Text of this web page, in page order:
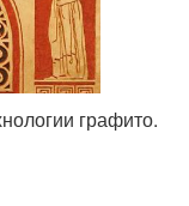
графито.